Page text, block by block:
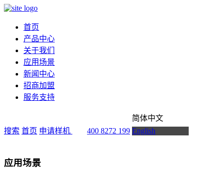
首页
产品中心
关于我们
应用场景
新闻中心
招商加盟
服务支持
搜索 首页 申请样机 400 8272 199
简体中文
English
应用场景